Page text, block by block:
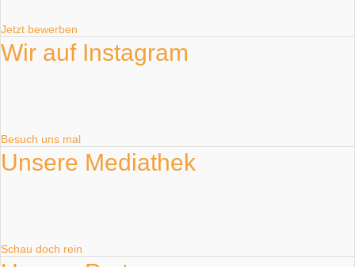
Jetzt bewerben
Wir auf Instagram
Besuch uns mal
Unsere Mediathek
Schau doch rein